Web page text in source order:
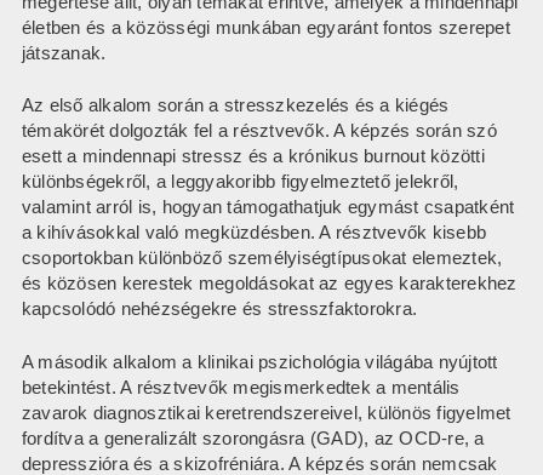
Kapcsolat
életben és a közösségi munkában egyaránt fontos szerepet
játszanak.
Az első alkalom során a stresszkezelés és a kiégés
témakörét dolgozták fel a résztvevők. A képzés során szó
esett a mindennapi stressz és a krónikus burnout közötti
különbségekről, a leggyakoribb figyelmeztető jelekről,
valamint arról is, hogyan támogathatjuk egymást csapatként
a kihívásokkal való megküzdésben. A résztvevők kisebb
csoportokban különböző személyiségtípusokat elemeztek,
és közösen kerestek megoldásokat az egyes karakterekhez
kapcsolódó nehézségekre és stresszfaktorokra.
A második alkalom a klinikai pszichológia világába nyújtott
betekintést. A résztvevők megismerkedtek a mentális
zavarok diagnosztikai keretrendszereivel, különös figyelmet
fordítva a generalizált szorongásra (GAD), az OCD-re, a
depresszióra és a skizofréniára. A képzés során nemcsak